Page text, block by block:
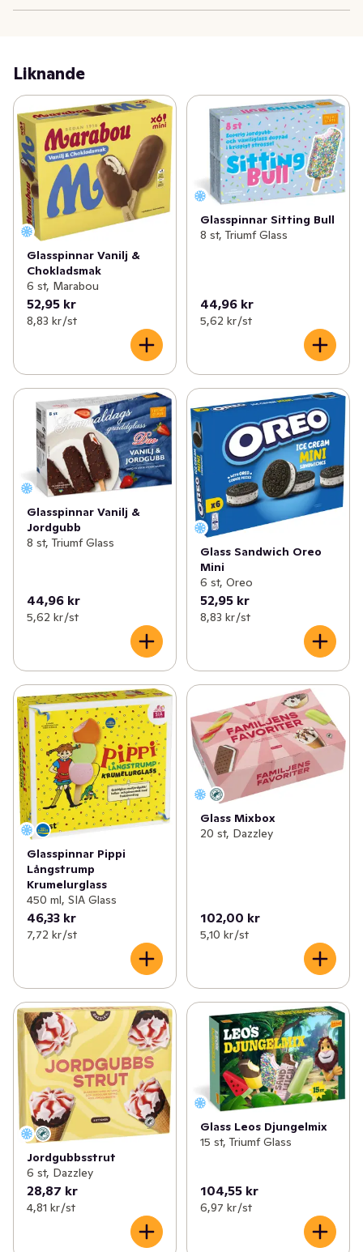
Liknande
Glasspinnar Vanilj &
Chokladsmak
6 st, Marabou
52,95 kr
8,83 kr /st
Glasspinnar Sitting Bull
8 st, Triumf Glass
44,96 kr
5,62 kr /st
Glasspinnar Vanilj &
Jordgubb
8 st, Triumf Glass
44,96 kr
5,62 kr /st
Glass Sandwich Oreo
Mini
6 st, Oreo
52,95 kr
8,83 kr /st
Glasspinnar Pippi
Långstrump
Krumelurglass
450 ml, SIA Glass
46,33 kr
7,72 kr /st
Glass Mixbox
20 st, Dazzley
102,00 kr
5,10 kr /st
Jordgubbsstrut
6 st, Dazzley
28,87 kr
4,81 kr /st
Glass Leos Djungelmix
15 st, Triumf Glass
104,55 kr
6,97 kr /st